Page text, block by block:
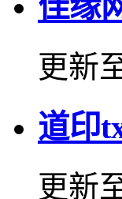
更新
道印
更新